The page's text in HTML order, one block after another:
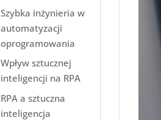
Szybka inżynieria w
automatyzacji
oprogramowania
Wpływ sztucznej
inteligencji na RPA
RPA a sztuczna
inteligencja